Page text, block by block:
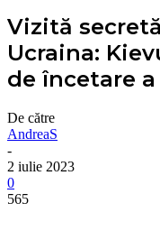
Vizită
Ucraina:
de încetare
De către
AndreaS
-
2 iulie 2023
0
565